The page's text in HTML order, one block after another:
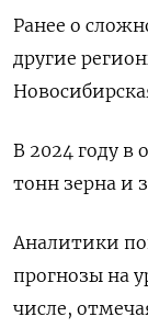
Ранее о
другие
В 2024 году в
тонн зерна и
Аналитики
прогнозы на
числе,